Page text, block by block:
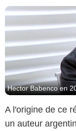
Hector Babenco en
A l'origine de ce
un auteur